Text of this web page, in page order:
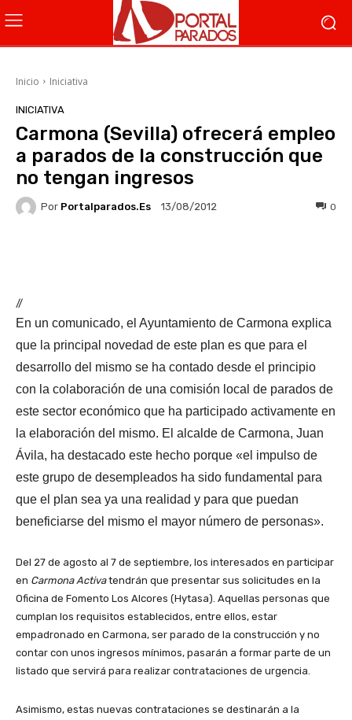
Inicio Iniciativa
INICIATIVA
Carmona (Sevilla) ofrecerá empleo
a parados de la construcción que
no tengan ingresos
Por Portalparados.es 13/08/2012 0
//
En un comunicado, el Ayuntamiento de Carmona explica
que la principal novedad de este plan es que para el
desarrollo del mismo se ha contado desde el principio
con la colaboración de una comisión local de parados de
este sector económico que ha participado activamente en
la elaboración del mismo. El alcalde de Carmona, Juan
Ávila, ha destacado este hecho porque «el impulso de
este grupo de desempleados ha sido fundamental para
que el plan sea ya una realidad y para que puedan
beneficiarse del mismo el mayor número de personas».
Del 27 de agosto al 7 de septiembre, los interesados en participar
en Carmona Activatendrán que presentar sus solicitudes en la
Oficina de Fomento Los Alcores (Hytasa). Aquellas personas que
cumplan los requisitos establecidos, entre ellos, estar
empadronado en Carmona, ser parado de la construcción y no
contar con unos ingresos mínimos, pasarán a formar parte de un
listado que servirá para realizar contrataciones de urgencia.
Asimismo, estas nuevas contrataciones se destinarán a la